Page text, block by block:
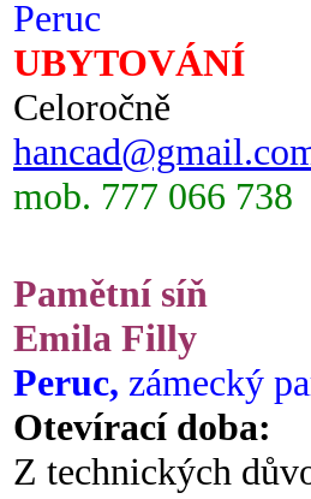
Peruc
UBYTOVÁNÍ
Celoročně
mob. 777 066 738
Pamětní síň
Emila Filly
Peruc, zámecký
Otevírací doba:
Z technických